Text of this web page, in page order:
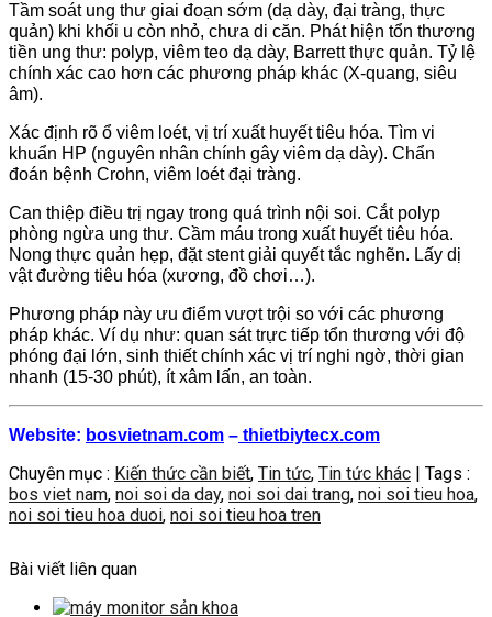
Tầm soát ung thư giai đoạn sớm (dạ dày, đại tràng, thực
quản) khi khối u còn nhỏ, chưa di căn. Phát hiện tổn thương
tiền ung thư: polyp, viêm teo dạ dày, Barrett thực quản. Tỷ lệ
chính xác cao hơn các phương pháp khác (X-quang, siêu
âm).
Xác định rõ ổ viêm loét, vị trí xuất huyết tiêu hóa. Tìm vi
khuẩn HP (nguyên nhân chính gây viêm dạ dày). Chẩn
đoán bệnh Crohn, viêm loét đại tràng.
Can thiệp điều trị ngay trong quá trình nội soi. Cắt polyp
phòng ngừa ung thư. Cầm máu trong xuất huyết tiêu hóa.
Nong thực quản hẹp, đặt stent giải quyết tắc nghẽn. Lấy dị
vật đường tiêu hóa (xương, đồ chơi…).
Phương pháp này ưu điểm vượt trội so với các phương
pháp khác. Ví dụ như: quan sát trực tiếp tổn thương với độ
phóng đại lớn, sinh thiết chính xác vị trí nghi ngờ, thời gian
nhanh (15-30 phút), ít xâm lấn, an toàn.
Website: bosvietnam.com – thietbiytecx.com
Chuyên mục : Kiến thức cần biết, Tin tức, Tin tức khác | Tags :
bos viet nam, noi soi da day, noi soi dai trang, noi soi tieu hoa,
noi soi tieu hoa duoi, noi soi tieu hoa tren
Bài viết liên quan